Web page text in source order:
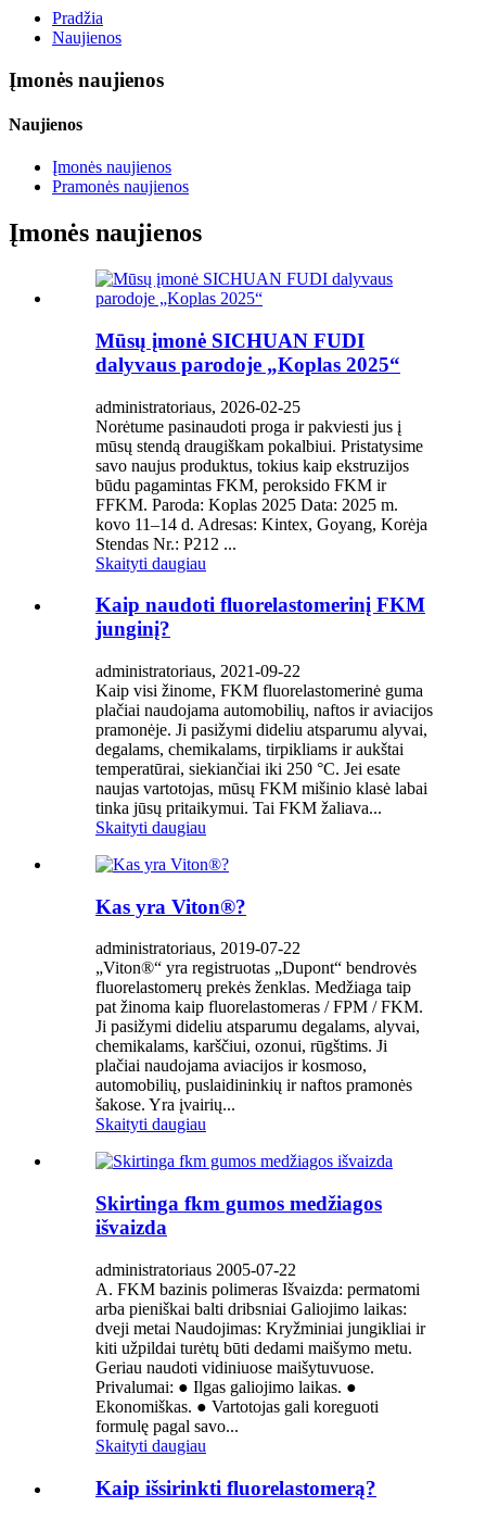
Pradžia
Naujienos
Įmonės naujienos
Naujienos
Įmonės naujienos
Pramonės naujienos
Įmonės naujienos
Mūsų įmonė SICHUAN FUDI
dalyvaus parodoje „Koplas 2025“
administratoriaus, 2026-02-25
Norėtume pasinaudoti proga ir pakviesti jus į
mūsų stendą draugiškam pokalbiui. Pristatysime
savo naujus produktus, tokius kaip ekstruzijos
būdu pagamintas FKM, peroksido FKM ir
FFKM. Paroda: Koplas 2025 Data: 2025 m.
kovo 11–14 d. Adresas: Kintex, Goyang, Korėja
Stendas Nr.: P212 ...
Skaityti daugiau
Kaip naudoti fluorelastomerinį FKM
junginį?
administratoriaus, 2021-09-22
Kaip visi žinome, FKM fluorelastomerinė guma
plačiai naudojama automobilių, naftos ir aviacijos
pramonėje. Ji pasižymi dideliu atsparumu alyvai,
degalams, chemikalams, tirpikliams ir aukštai
temperatūrai, siekiančiai iki 250 °C. Jei esate
naujas vartotojas, mūsų FKM mišinio klasė labai
tinka jūsų pritaikymui. Tai FKM žaliava...
Skaityti daugiau
Kas yra Viton®?
administratoriaus, 2019-07-22
„Viton®“ yra registruotas „Dupont“ bendrovės
fluorelastomerų prekės ženklas. Medžiaga taip
pat žinoma kaip fluorelastomeras / FPM / FKM.
Ji pasižymi dideliu atsparumu degalams, alyvai,
chemikalams, karščiui, ozonui, rūgštims. Ji
plačiai naudojama aviacijos ir kosmoso,
automobilių, puslaidininkių ir naftos pramonės
šakose. Yra įvairių...
Skaityti daugiau
Skirtinga fkm gumos medžiagos
išvaizda
administratoriaus 2005-07-22
A. FKM bazinis polimeras Išvaizda: permatomi
arba pieniškai balti dribsniai Galiojimo laikas:
dveji metai Naudojimas: Kryžminiai jungikliai ir
kiti užpildai turėtų būti dedami maišymo metu.
Geriau naudoti vidiniuose maišytuvuose.
Privalumai: ● Ilgas galiojimo laikas. ●
Ekonomiškas. ● Vartotojas gali koreguoti
formulę pagal savo...
Skaityti daugiau
Kaip išsirinkti fluorelastomerą?